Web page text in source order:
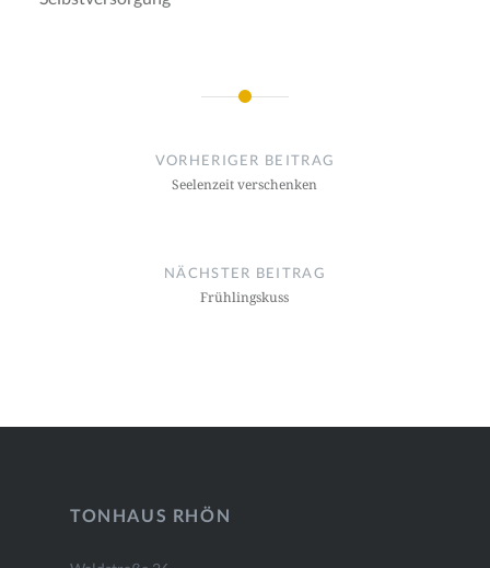
Beitragsnavigation
VORHERIGER BEITRAG
Seelenzeit verschenken
NÄCHSTER BEITRAG
Frühlingskuss
TONHAUS RHÖN